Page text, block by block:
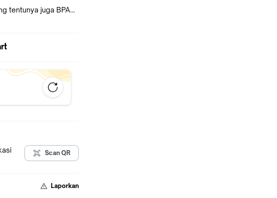
tentunya juga BPA
menjadikan produk
di rumah. Cocok
Scan QR
Laporkan